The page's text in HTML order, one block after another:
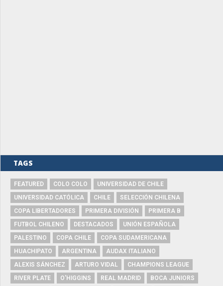
TAGS
FEATURED COLO COLO
UNIVERSIDAD DE CHILE
UNIVERSIDAD CATÓLICA
CHILE
SELECCIÓN CHILENA
COPA LIBERTADORES
PRIMERA DIVISIÓN
PRIMERA B
FUTBOL CHILENO
DESTACADOS
UNIÓN ESPAÑOLA
PALESTINO
COPA CHILE
COPA SUDAMERICANA
HUACHIPATO
ARGENTINA
AUDAX ITALIANO
ALEXIS SÁNCHEZ
ARTURO VIDAL
CHAMPIONS LEAGUE
RIVER PLATE
O'HIGGINS REAL MADRID
BOCA JUNIORS